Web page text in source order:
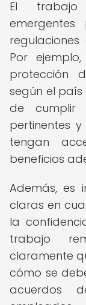
El trabajo
Por
protección
según el país
de cumplir
pertinentes
tengan
beneficios
Además, es
claras en
la
trabajo
claramente
cómo se
acuerdos